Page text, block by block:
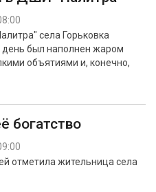
села Горьковка
день был наполнен жаром
объятиями и, конечно,
богатство
отметила жительница села